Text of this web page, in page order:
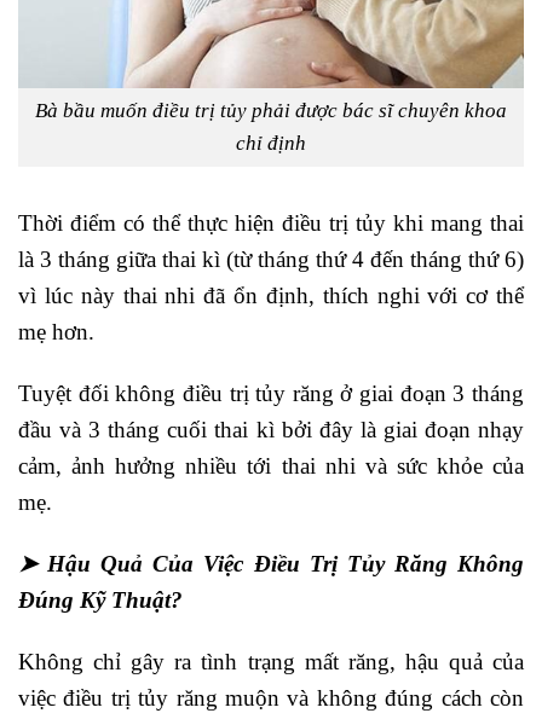
Bà bầu muốn điều trị tủy phải được bác sĩ chuyên khoa
chỉ định
Thời điểm có thể thực hiện điều trị tủy khi mang thai
là 3 tháng giữa thai kì (từ tháng thứ 4 đến tháng thứ 6)
vì lúc này thai nhi đã ổn định, thích nghi với cơ thể
mẹ hơn.
Tuyệt đối không điều trị tủy răng ở giai đoạn 3 tháng
đầu và 3 tháng cuối thai kì bởi đây là giai đoạn nhạy
cảm, ảnh hưởng nhiều tới thai nhi và sức khỏe của
mẹ.
➤ Hậu Quả Của Việc Điều Trị Tủy Răng Không
Đúng Kỹ Thuật?
Không chỉ gây ra tình trạng mất răng, hậu quả của
việc điều trị tủy răng muộn và không đúng cách còn